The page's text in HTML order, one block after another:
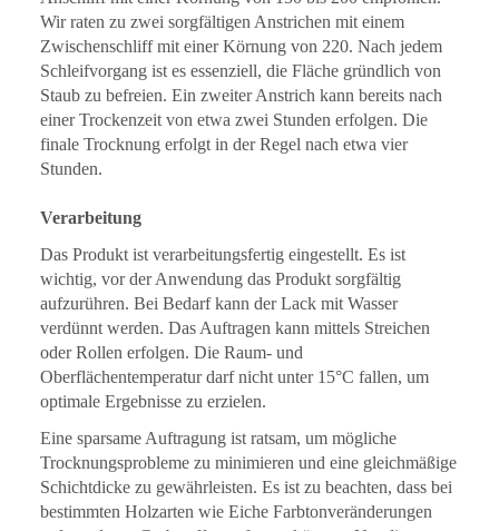
Wir raten zu zwei sorgfältigen Anstrichen mit einem
Zwischenschliff mit einer Körnung von 220. Nach jedem
Schleifvorgang ist es essenziell, die Fläche gründlich von
Staub zu befreien. Ein zweiter Anstrich kann bereits nach
einer Trockenzeit von etwa zwei Stunden erfolgen. Die
finale Trocknung erfolgt in der Regel nach etwa vier
Stunden.
Verarbeitung
Das Produkt ist verarbeitungsfertig eingestellt. Es ist
wichtig, vor der Anwendung das Produkt sorgfältig
aufzurühren. Bei Bedarf kann der Lack mit Wasser
verdünnt werden. Das Auftragen kann mittels Streichen
oder Rollen erfolgen. Die Raum- und
Oberflächentemperatur darf nicht unter 15°C fallen, um
optimale Ergebnisse zu erzielen.
Eine sparsame Auftragung ist ratsam, um mögliche
Trocknungsprobleme zu minimieren und eine gleichmäßige
Schichtdicke zu gewährleisten. Es ist zu beachten, dass bei
bestimmten Holzarten wie Eiche Farbtonveränderungen